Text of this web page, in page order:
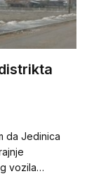
da Jedinica
vozila…